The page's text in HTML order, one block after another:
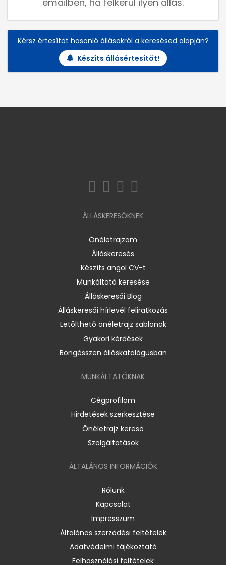
Kérsz értesítőt hasonló állásokról a keresésed alapján?
Készíts állásértesítőt!
ÁLLÁSKERESŐKNEK
Önéletrajzom
Álláskeresés
Készíts angol CV-t
Munkáltató keresése
Álláskeresői Blog
Álláskeresői hírlevél feliratkozás
Letölthető önéletrajz sablonok
Gyakori kérdések
Böngésszen álláskatalógusban
MUNKÁLTATÓKNAK
Cégprofilom
Hirdetések szerkesztése
Önéletrajz kereső
Szolgáltatások
ÁLTALÁNOS INFORMÁCIÓK
Rólunk
Kapcsolat
Impresszum
Általános szerződési feltételek
Adatvédelmi tájékoztató
Felhasználási feltételek